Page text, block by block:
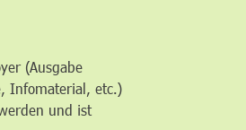
(Ausgabe
Infomaterial, etc.)
und ist